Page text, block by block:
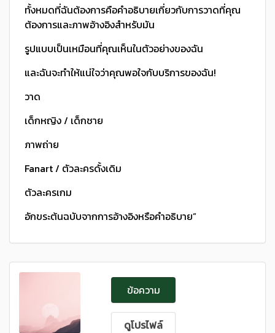
ทั้งหมดที่ฉันต้องการคือคําอธิบายเกี่ยวกับการวาดที่คุณ
ต้องการและภาพอ้างอิงสําหรับมัน
รูปแบบเป็นเหมือนที่คุณเห็นในตัวอย่างของฉัน
และฉันจะทําให้แน่ใจว่าคุณพอใจกับบริการของฉัน!
วาด
เด็กหญิง / เด็กชาย
ภาพถ่าย
Fanart / ตัวละครดั้งเดิม
ตัวละครเกม
อักขระต้นฉบับจากการอ้างอิงหรือคําอธิบาย”
ข้อความ
ดูโปรไฟล์